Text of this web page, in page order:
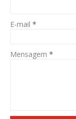
E-mail *
Mensagem *